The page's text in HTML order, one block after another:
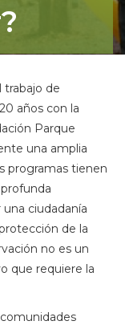
trabajo de
años con la
Parque
una amplia
programas tienen
ciudadanía
de la
no es un
que requiere la